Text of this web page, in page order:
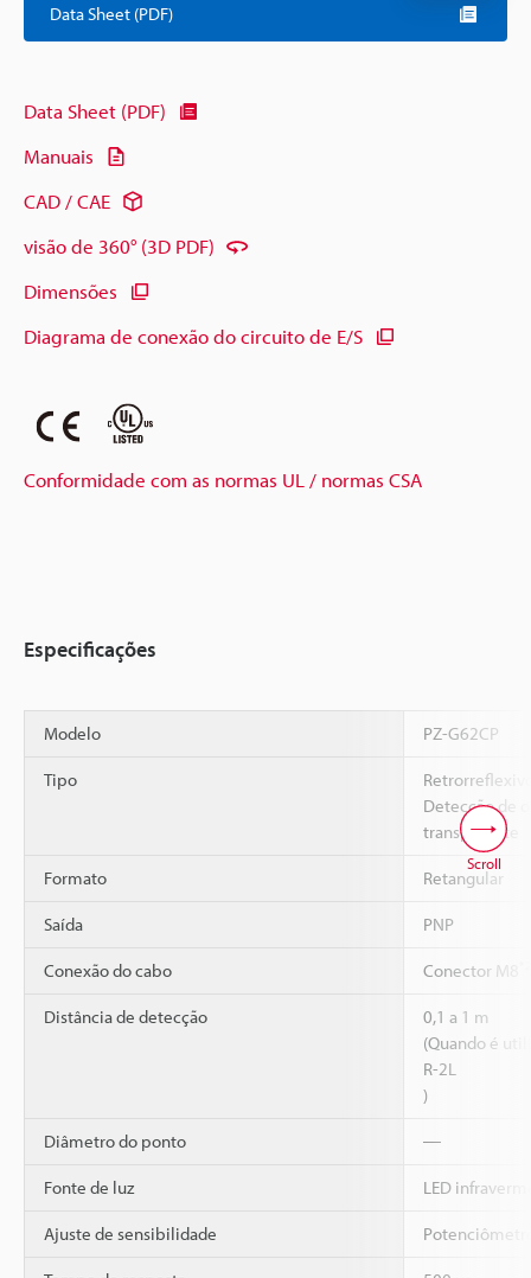
Data Sheet (PDF)
Data Sheet (PDF)
Manuais
CAD / CAE
visão de 360° (3D PDF)
Dimensões
Diagrama de conexão do circuito de E/S
Conformidade com as normas UL / normas CSA
Especificações
Modelo PZ-G62CP
Tipo
Detecção de
transparente
Formato Retangular
Saída PNP
Conexão do cabo Conector M8
Distância de detecção
0,1 a 1 m
(Quando é
R-2L
)
Diâmetro do ponto ―
Fonte de luz LED
Ajuste de sensibilidade
Scroll